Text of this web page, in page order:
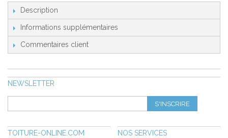
Description
Informations supplémentaires
Commentaires client
NEWSLETTER
S'INSCRIRE
TOITURE-ONLINE.COM NOS SERVICES